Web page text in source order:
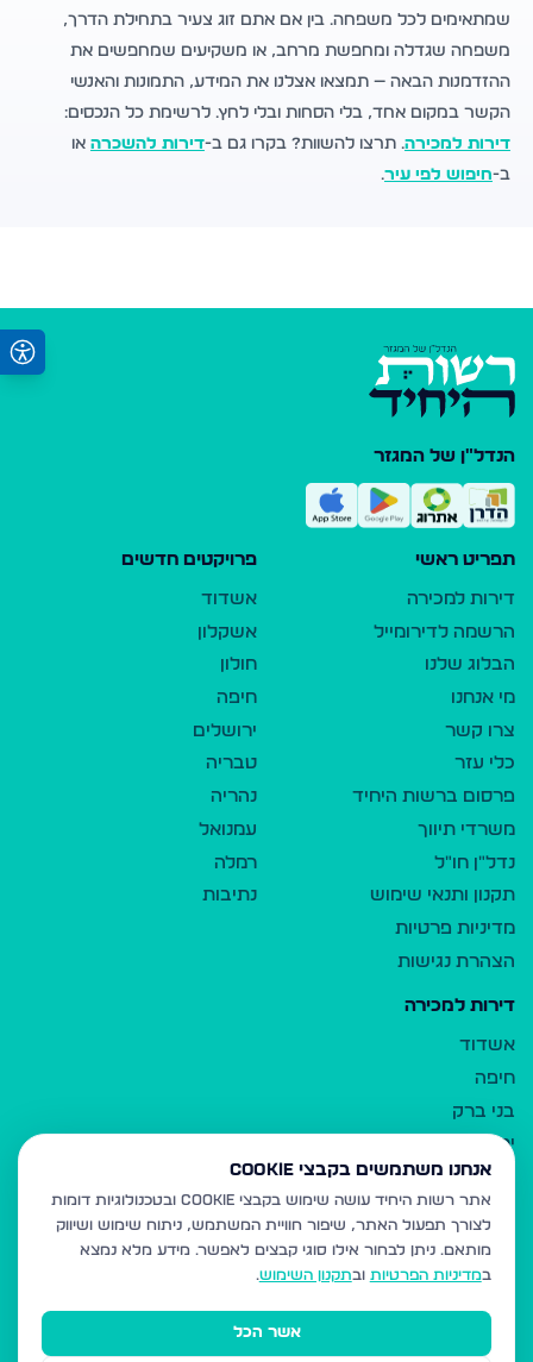
שמתאימים לכל משפחה. בין אם אתם זוג צעיר בתחילת הדרך,
משפחה שגדלה ומחפשת מרחב, או משקיעים שמחפשים את
ההזדמנות הבאה — תמצאו אצלנו את המידע, התמונות והאנשי
הקשר במקום אחד, בלי הסחות ובלי לחץ. לרשימת כל הנכסים:
דירות למכירה. תרצו להשוות? בקרו גם ב-דירות להשכרה או
ב-חיפוש לפי עיר.
הנדל"ן של המגזר
תפריט ראשי
דירות למכירה
הרשמה לדירומייל
הבלוג שלנו
מי אנחנו
צרו קשר
כלי עזר
פרסום ברשות היחיד
משרדי תיווך
נדל"ן חו"ל
תקנון ותנאי שימוש
מדיניות פרטיות
הצהרת נגישות
פרויקטים חדשים
אשדוד
אשקלון
חולון
חיפה
ירושלים
טבריה
נהריה
עמנואל
רמלה
נתיבות
דירות למכירה
אשדוד
חיפה
בני ברק
ירושלים
אלעד
גבעת זאב
בית שמש
רכסים
מודיעין עילית
אנחנו משתמשים בקבצי Cookie
אתר רשות היחיד עושה שימוש בקבצי Cookie ובטכנולוגיות דומות
לצורך תפעול האתר, שיפור חוויית המשתמש, ניתוח שימוש ושיווק
מותאם. ניתן לבחור אילו סוגי קבצים לאפשר. מידע מלא נמצא
במדיניות הפרטיות ובתקנון השימוש.
אשר הכל